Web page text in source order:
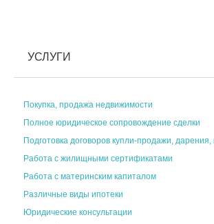
УСЛУГИ
Покупка, продажа недвижимости
Полное юридическое сопровождение сделки
Подготовка договоров купли-продажи,
Работа с жилищными сертификатами
Работа с материнским капиталом
Различные виды ипотеки
Юридические консультации